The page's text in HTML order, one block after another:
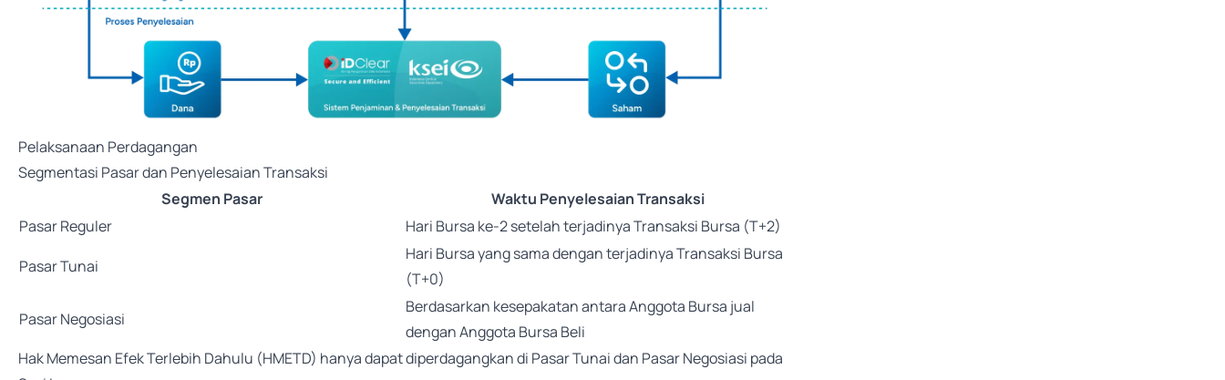
Pelaksanaan Perdagangan
Segmentasi Pasar dan Penyelesaian Transaksi
Segmen Pasar
Waktu Penyelesaian Transaksi
Pasar Reguler
Hari Bursa ke-2 setelah terjadinya Transaksi Bursa (T+2)
Pasar Tunai
Hari Bursa yang sama dengan terjadinya Transaksi Bursa
(T+0)
Pasar Negosiasi
Berdasarkan kesepakatan antara Anggota Bursa jual
dengan Anggota Bursa Beli
Hak Memesan Efek Terlebih Dahulu (HMETD) hanya dapat diperdagangkan di Pasar Tunai dan Pasar Negosiasi pada